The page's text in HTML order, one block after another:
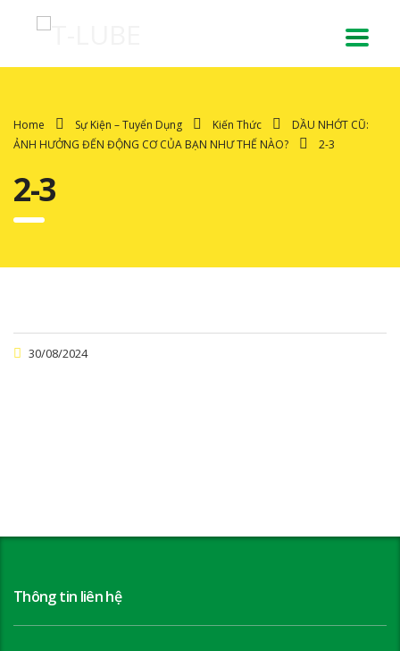
Home Sự Kiện – Tuyển Dụng Kiến Thức
DẦU NHỚT CŨ:
ẢNH HƯỞNG ĐẾN ĐỘNG CƠ CỦA BẠN NHƯ THẾ NÀO?
2-3
2-3
30/08/2024
Thông tin liên hệ